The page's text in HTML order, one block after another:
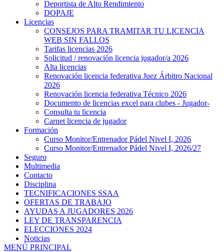
Deportista de Alto Rendimiento
DOPAJE
Licencias
CONSEJOS PARA TRAMITAR TU LICENCIA
WEB SIN FALLOS
Tarifas licencias 2026
Solicitud / renovación licencia jugador/a 2026
Alta licencias
Renovación licencia federativa Juez Árbitro Nacional
2026
Renovación licencia federativa Técnico 2026
Documento de licencias excel para clubes - Jugador-
Consulta tu licencia
Carnet licencia de jugador
Formación
Curso Monitor/Entrenador Pádel Nivel I, 2026
Curso Monitor/Entrenador Pádel Nivel I, 2026/27
Seguro
Multimedia
Contacto
Disciplina
TECNIFICACIONES SSAA
OFERTAS DE TRABAJO
AYUDAS A JUGADORES 2026
LEY DE TRANSPARENCIA
ELECCIONES 2024
Noticias
MENÚ PRINCIPAL